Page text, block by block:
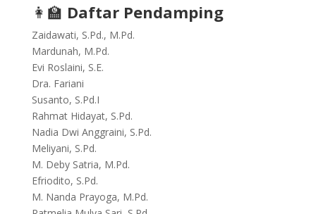
👩‍🏫 Daftar Pendamping
Zaidawati, S.Pd., M.Pd.
Mardunah, M.Pd.
Evi Roslaini, S.E.
Dra. Fariani
Susanto, S.Pd.I
Rahmat Hidayat, S.Pd.
Nadia Dwi Anggraini, S.Pd.
Meliyani, S.Pd.
M. Deby Satria, M.Pd.
Efriodito, S.Pd.
M. Nanda Prayoga, M.Pd.